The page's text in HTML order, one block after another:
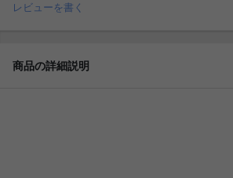
レビューを書く
商品の詳細説明